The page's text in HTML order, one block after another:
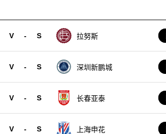
V - S 拉努斯
V - S 深圳新鹏城
V - S 长春亚泰
V - S 上海申花